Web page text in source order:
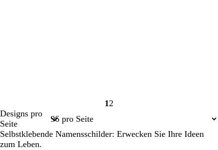
Seite
1 Seite
2
Designs pro
Seite
Selbstklebende Namensschilder: Erwecken Sie Ihre Ideen
zum Leben.